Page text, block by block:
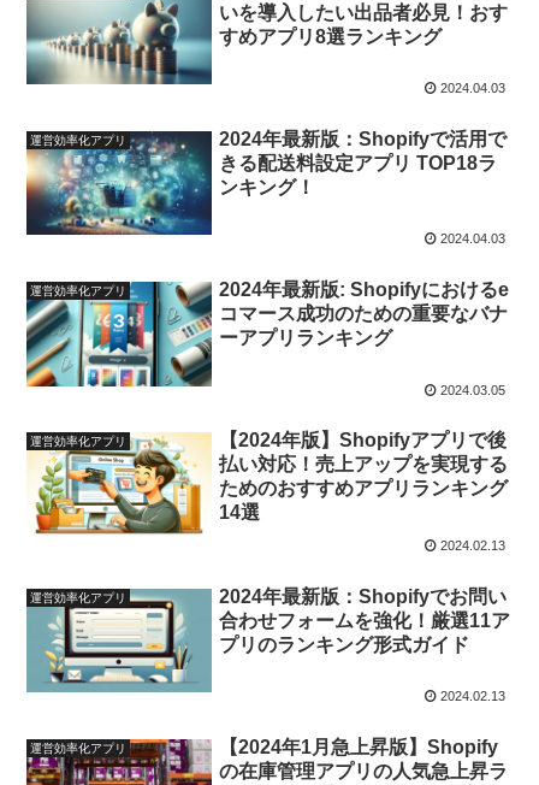
いを導入したい出品者必見！おす
すめアプリ8選ランキング
2024.04.03
運営効率化アプリ
2024年最新版：Shopifyで活用で
きる配送料設定アプリ TOP18ラ
ンキング！
2024.04.03
運営効率化アプリ
2024年最新版: Shopifyにおけるe
コマース成功のための重要なバナ
ーアプリランキング
2024.03.05
運営効率化アプリ
【2024年版】Shopifyアプリで後
払い対応！売上アップを実現する
ためのおすすめアプリランキング
14選
2024.02.13
運営効率化アプリ
2024年最新版：Shopifyでお問い
合わせフォームを強化！厳選11ア
プリのランキング形式ガイド
2024.02.13
運営効率化アプリ
【2024年1月急上昇版】Shopify
の在庫管理アプリの人気急上昇ラ